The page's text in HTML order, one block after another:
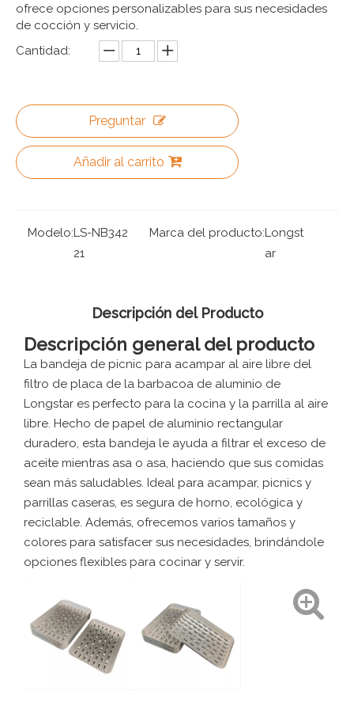
ofrece opciones personalizables para sus necesidades
de cocción y servicio.
Cantidad:
Preguntar
Añadir al carrito
Modelo:LS-NB342
21
Marca del producto:Longst
ar
Descripción del Producto
Descripción general del producto
La bandeja de picnic para acampar al aire libre del
filtro de placa de la barbacoa de aluminio de
Longstar es perfecto para la cocina y la parrilla al aire
libre. Hecho de papel de aluminio rectangular
duradero, esta bandeja le ayuda a filtrar el exceso de
aceite mientras asa o asa, haciendo que sus comidas
sean más saludables. Ideal para acampar, picnics y
parrillas caseras, es segura de horno, ecológica y
reciclable. Además, ofrecemos varios tamaños y
colores para satisfacer sus necesidades, brindándole
opciones flexibles para cocinar y servir.